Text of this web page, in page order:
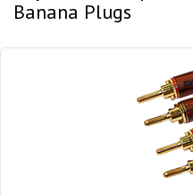
Banana Plugs